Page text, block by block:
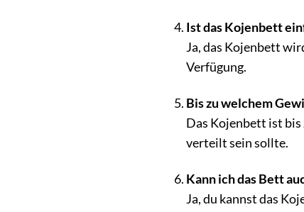
Ist das Kojenbett
Ja, das Kojenbett
Verfügung.
Bis zu welchem
Das Kojenbett ist bis
verteilt sein sollte.
Kann ich das Bett
Ja, du kannst das